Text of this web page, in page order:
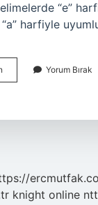
“e”
harfiyle
Azerbaycan
E
Yorum Bırak
knight online